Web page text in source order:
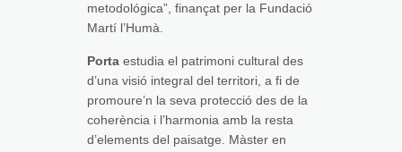
metodológica”, finançat per la Fundació
Martí l’Humà.
Porta estudia el patrimoni cultural des
d’una visió integral del territori, a fi de
promoure’n la seva protecció des de la
coherència i l’harmonia amb la resta
d’elements del paisatge. Màster en